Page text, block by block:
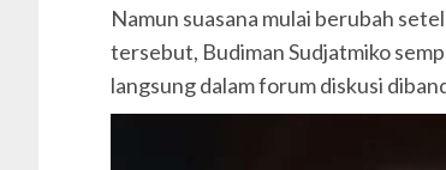
Namun suasana mulai berubah
tersebut, Budiman Sudjatmiko
langsung dalam forum diskusi